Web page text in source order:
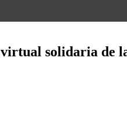
solidaria de